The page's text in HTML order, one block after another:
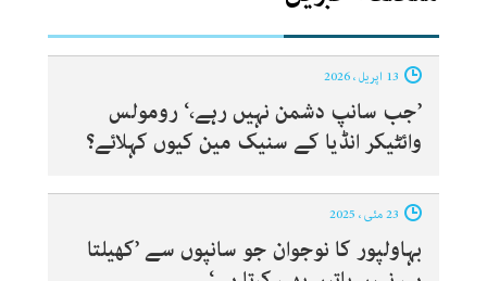
’جب سانپ دشمن نہیں رہے،‘ رومولس
وائٹیکر انڈیا کے سنیک مین کیوں کہلائے؟
بہاولپور کا نوجوان جو سانپوں سے ’کھیلتا